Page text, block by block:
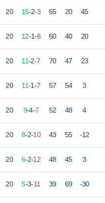
20 15-2-3 65 20 45
20 12-1-6 60 40 20
20 11-2-7 70 47 23
20 11-1-7 57 54 3
20 9-4-7 52 48 4
20 8-2-10 43 55 -12
20 6-2-12 48 45 3
20 5-3-11 39 69 -30